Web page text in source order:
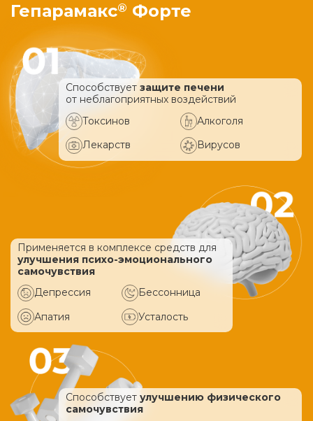
Гепарамакс® Форте
Способствует защите печени
от неблагоприятных воздействий
Токсинов
Алкоголя
Лекарств
Вирусов
Применяется в комплексе средств для
улучшения психо-эмоционального
самочувствия
Депрессия
Бессонница
Апатия
Усталость
Способствует улучшению физического
самочувствия